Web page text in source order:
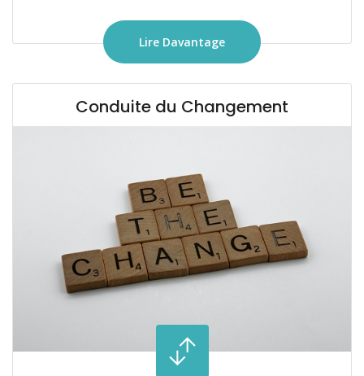
Lire Davantage
Conduite du Changement